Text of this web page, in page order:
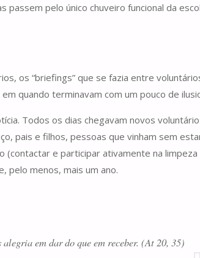
pelo único chuveiro funcional da
os “briefings” que se fazia entre
quando terminavam com um pouco de
Todos os dias chegavam novos
pais e filhos, pessoas que vinham sem
e participar ativamente na
pelo menos, mais um ano.
alegria em dar do que em receber. (At 20, 35)